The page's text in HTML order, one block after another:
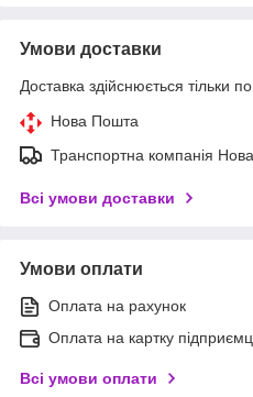
Умови доставки
Доставка здійснюється тільки
Нова Пошта
Транспортна компанія
Всі умови доставки
Умови оплати
Оплата на рахунок
Оплата на картку
Всі умови оплати